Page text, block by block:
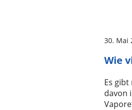
30. Mai
Wie
Es
davon